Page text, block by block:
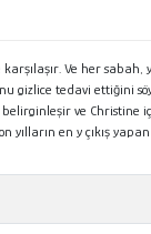
Ve her sabah,
gizlice tedavi ettiğini
ve Christine
en y çıkış